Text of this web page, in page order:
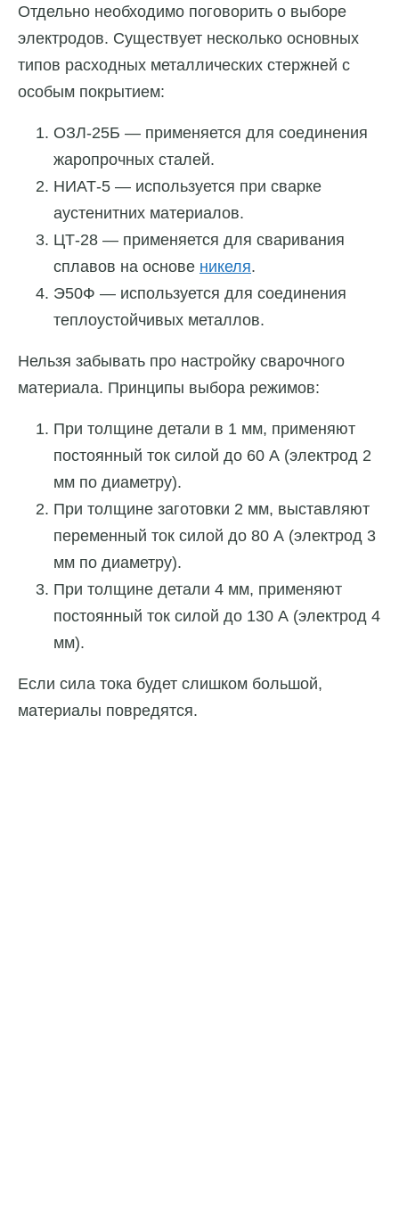
Отдельно необходимо поговорить о выборе
электродов. Существует несколько основных
типов расходных металлических стержней с
особым покрытием:
ОЗЛ-25Б — применяется для соединения
жаропрочных сталей.
НИАТ-5 — используется при сварке
аустенитних материалов.
ЦТ-28 — применяется для сваривания
сплавов на основе никеля.
Э50Ф — используется для соединения
теплоустойчивых металлов.
Нельзя забывать про настройку сварочного
материала. Принципы выбора режимов:
При толщине детали в 1 мм, применяют
постоянный ток силой до 60 А (электрод 2
мм по диаметру).
При толщине заготовки 2 мм, выставляют
переменный ток силой до 80 А (электрод 3
мм по диаметру).
При толщине детали 4 мм, применяют
постоянный ток силой до 130 А (электрод 4
мм).
Если сила тока будет слишком большой,
материалы повредятся.